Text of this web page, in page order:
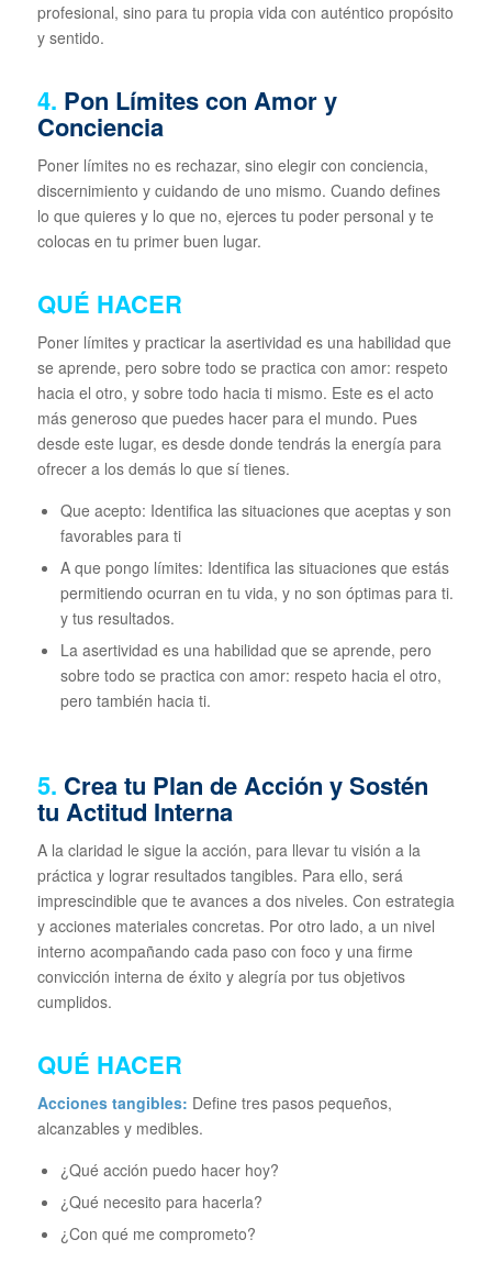
profesional, sino para tu propia vida con auténtico propósito
y sentido.
4. Pon Límites con Amor y
Conciencia
Poner límites no es rechazar, sino elegir con conciencia,
discernimiento y cuidando de uno mismo. Cuando defines
lo que quieres y lo que no, ejerces tu poder personal y te
colocas en tu primer buen lugar.
QUÉ HACER
Poner límites y practicar la asertividad es una habilidad que
se aprende, pero sobre todo se practica con amor: respeto
hacia el otro, y sobre todo hacia ti mismo. Este es el acto
más generoso que puedes hacer para el mundo. Pues
desde este lugar, es desde donde tendrás la energía para
ofrecer a los demás lo que sí tienes.
Que acepto: Identifica las situaciones que aceptas y son
favorables para ti
A que pongo límites: Identifica las situaciones que estás
permitiendo ocurran en tu vida, y no son óptimas para ti.
y tus resultados.
La asertividad es una habilidad que se aprende, pero
sobre todo se practica con amor: respeto hacia el otro,
pero también hacia ti.
5. Crea tu Plan de Acción y Sostén
tu Actitud Interna
A la claridad le sigue la acción, para llevar tu visión a la
práctica y lograr resultados tangibles. Para ello, será
imprescindible que te avances a dos niveles. Con estrategia
y acciones materiales concretas. Por otro lado, a un nivel
interno acompañando cada paso con foco y una firme
convicción interna de éxito y alegría por tus objetivos
cumplidos.
QUÉ HACER
Acciones tangibles: Define tres pasos pequeños,
alcanzables y medibles.
¿Qué acción puedo hacer hoy?
¿Qué necesito para hacerla?
¿Con qué me comprometo?